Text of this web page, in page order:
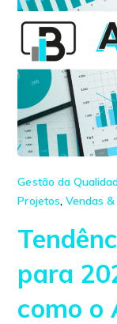
Gestão da
Projetos, Vendas
para
como o